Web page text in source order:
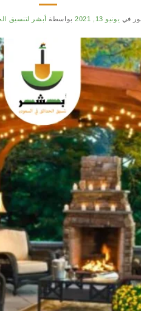
في يونيو 13, 2021 بواسطة أبشر لتنسيق